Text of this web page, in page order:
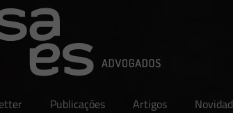
Publicações Artigos